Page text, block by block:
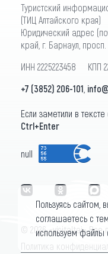
Туристский
(ТИЦ Алтайского края)
Юридический адрес
край, г. Барнаул,
ИНН 2225223458 КПП
+7 (3852) 206-101
Если заметили в
Ctrl+Enter
null
© 2026 «visitaltai» Все
Политика
Пользуясь сайтом,
соглашаетесь с
используем файлы